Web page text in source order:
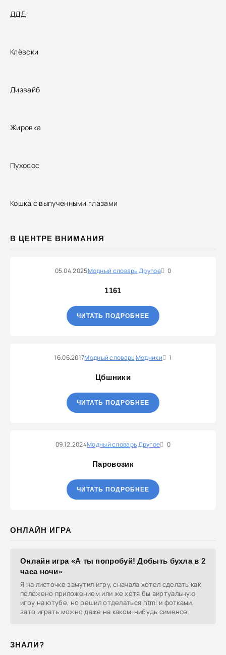
ДДД
Клёвски
Дизвайб
Жировка
Пухосос
Кошка с выпученными глазами
В ЦЕНТРЕ ВНИМАНИЯ
05.04.2025Модный словарьДругое 0
1161
ЧИТАТЬ ПОДРОБНЕЕ
16.06.2017Модный словарьМодники 1
Цбшники
ЧИТАТЬ ПОДРОБНЕЕ
09.12.2024Модный словарьДругое 0
Паровозик
ЧИТАТЬ ПОДРОБНЕЕ
ОНЛАЙН ИГРА
Онлайн игра «А ты попробуй! Добыть бухла в 2
часа ночи»
Я на листочке замутил игру, сначала хотел сделать как
положено приложением или же хотя бы виртуальную
игру на ютубе, но решил отделаться html и фотками,
зато играть можно даже на каком-нибудь сименсе.
ЗНАЛИ?